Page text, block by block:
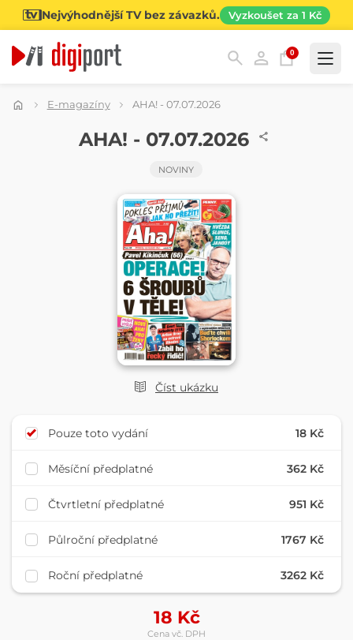
Nejvýhodnější TV bez závazků. Vyzkoušet za 1 Kč
0
Kategorie
E-magazíny AHA! - 07.07.2026
Číst ukázku
AHA! - 07.07.2026
NOVINY
Pouze toto vydání 18 Kč
Měsíční předplatné 362 Kč
Čtvrtletní předplatné 951 Kč
Půlroční předplatné 1767 Kč
Roční předplatné 3262 Kč
18 Kč
Cena vč. DPH